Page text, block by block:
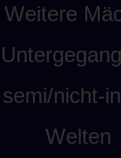
Weitere
semi/nicht-
Welten